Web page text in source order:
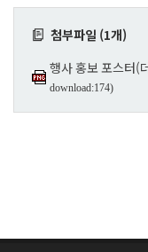
첨부파일 (1개)
행사 홍보 포스터(
download:174)